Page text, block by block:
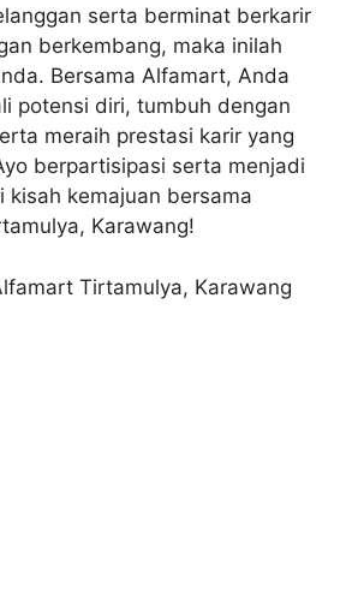
serta berminat berkarir
berkembang, maka inilah
Bersama Alfamart, Anda
potensi diri, tumbuh dengan
meraih prestasi karir yang
berpartisipasi serta menjadi
kisah kemajuan bersama
Karawang!
Tirtamulya, Karawang